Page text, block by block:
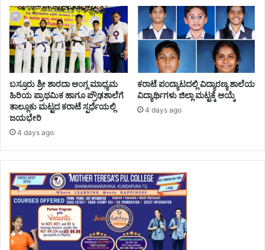
ಬಸ್ರೂರು ಶ್ರೀ ಶಾರದಾ ಆಂಗ್ಲ ಮಾಧ್ಯಮ
ಹಿರಿಯ ಪ್ರಾಥಮಿಕ ಹಾಗೂ ಪ್ರೌಢಶಾಲೆಗೆ
ತಾಲ್ಲೂಕು ಮಟ್ಟದ ಕರಾಟೆ ಸ್ಪರ್ಧೆಯಲ್ಲಿ
ಜಯಭೇರಿ
4 days ago
ಕರಾಟೆ ಪಂದ್ಯಾಟದಲ್ಲಿ ವಿದ್ಯಾರಣ್ಯ ಶಾಲೆಯ
ವಿದ್ಯಾರ್ಥಿಗಳು ಜಿಲ್ಲಾ ಮಟ್ಟಕ್ಕೆ ಆಯ್ಕೆ
4 days ago